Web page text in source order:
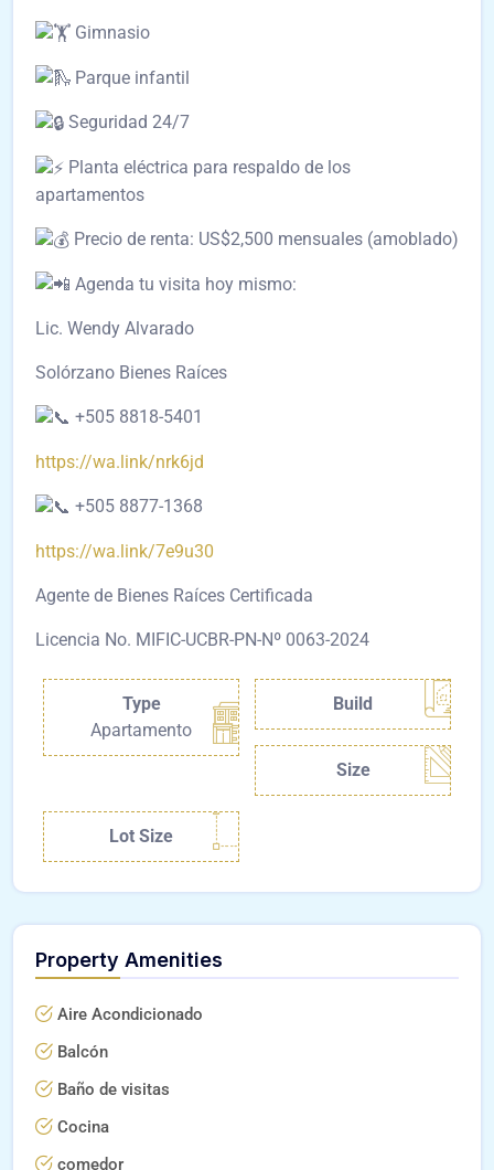
Gimnasio
Parque infantil
Seguridad 24/7
Planta eléctrica para respaldo de los
apartamentos
Precio de renta: US$2,500 mensuales (amoblado)
Agenda tu visita hoy mismo:
Lic. Wendy Alvarado
Solórzano Bienes Raíces
+505 8818-5401
https://wa.link/nrk6jd
+505 8877-1368
https://wa.link/7e9u30
Agente de Bienes Raíces Certificada
Licencia No. MIFIC-UCBR-PN-Nº 0063-2024
Type
Apartamento
Build
Size
Lot Size
Property Amenities
Aire Acondicionado
Balcón
Baño de visitas
Cocina
comedor